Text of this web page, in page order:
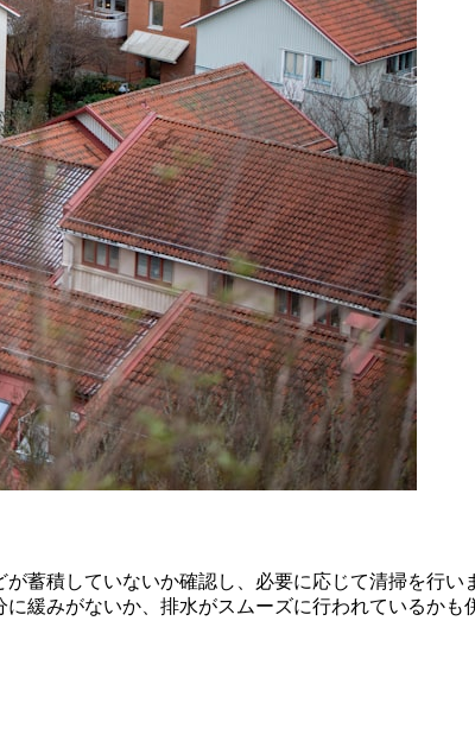
蓄積していないか確認し、必要に応じて清掃を行い
緩みがないか、排水がスムーズに行われているかも